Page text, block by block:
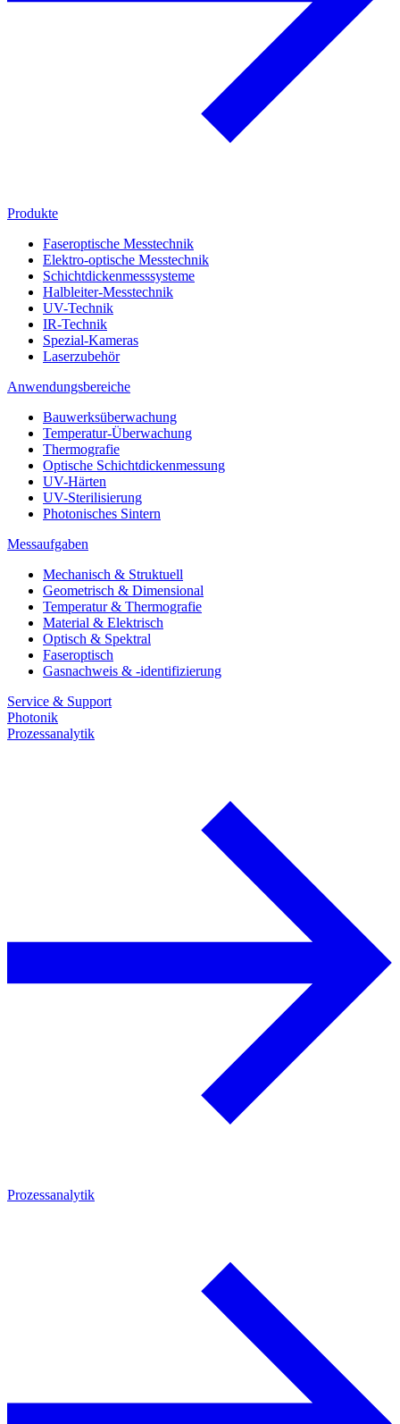
Produkte
Faseroptische Messtechnik
Elektro-optische Messtechnik
Schichtdickenmesssysteme
Halbleiter-Messtechnik
UV-Technik
IR-Technik
Spezial-Kameras
Laserzubehör
Anwendungsbereiche
Bauwerksüberwachung
Temperatur-Überwachung
Thermografie
Optische Schichtdickenmessung
UV-Härten
UV-Sterilisierung
Photonisches Sintern
Messaufgaben
Mechanisch & Struktuell
Geometrisch & Dimensional
Temperatur & Thermografie
Material & Elektrisch
Optisch & Spektral
Faseroptisch
Gasnachweis & -identifizierung
Service & Support
Photonik
Prozessanalytik
Prozessanalytik